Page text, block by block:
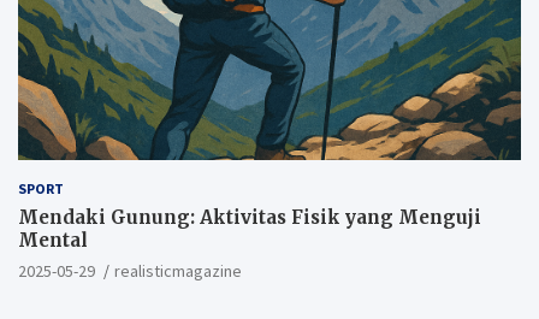
SPORT
Mendaki Gunung: Aktivitas Fisik yang Menguji
Mental
2025-05-29 realisticmagazine